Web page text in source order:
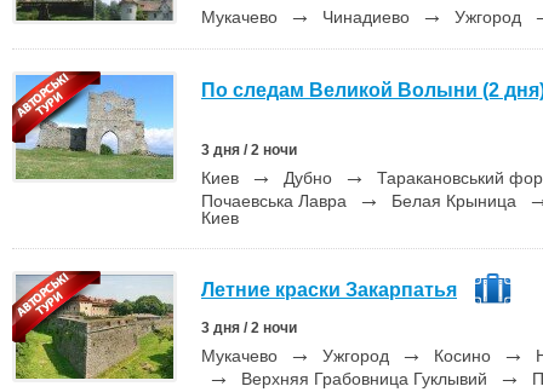
Мукачево → Чинадиево → Ужгород
По следам Великой Волыни (2
3 дня / 2 ночи
Киев → Дубно →
Таракановський
Почаевська Лавра
→ Белая Крыница
Киев
Летние краски Закарпатья
3 дня / 2 ночи
Мукачево → Ужгород → Косино →
→ Верхняя Грабовница Гуклывий →